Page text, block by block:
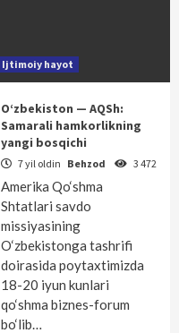
Ijtimoiy hayot
O‘zbekiston — AQSh:
Samarali hamkorlikning
yangi bosqichi
7 yil oldin Behzod 3 472
Amerika Qo‘shma
Shtatlari savdo
missiyasining
O‘zbekistonga tashrifi
doirasida poytaxtimizda
18-20 iyun kunlari
qo‘shma biznes-forum
bo‘lib…